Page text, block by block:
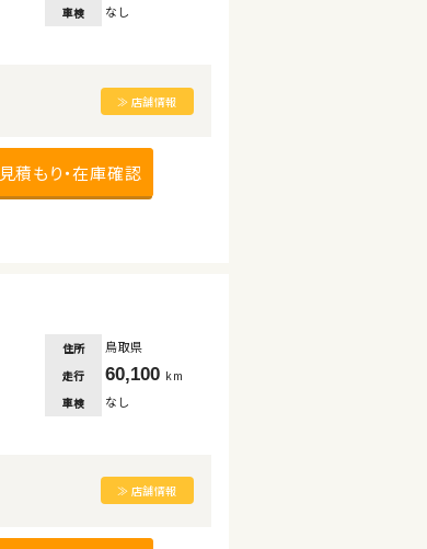
車検 なし
≫ 店舗情報
見積もり・在庫確認
住所 鳥取県
走行 60,100 km
車検 なし
≫ 店舗情報